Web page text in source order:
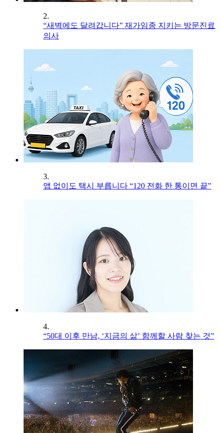
2.
“새벽에도 달려갑니다” 재가임종 지키는 방문진료
의사
3.
앱 없이도 택시 부릅니다 “120 전화 한 통이면 끝”
4.
“50대 이후 만남, ‘지금의 삶’ 함께할 사람 찾는 것”